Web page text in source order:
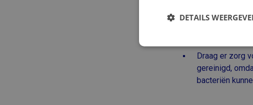
Overweeg de
schadelijke
Draag er zorg
gereinigd,
bacteriën
DETAILS
Strikt noodzakelijk